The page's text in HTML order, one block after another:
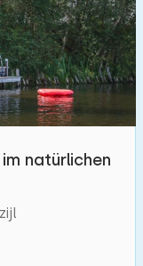
natürlichen